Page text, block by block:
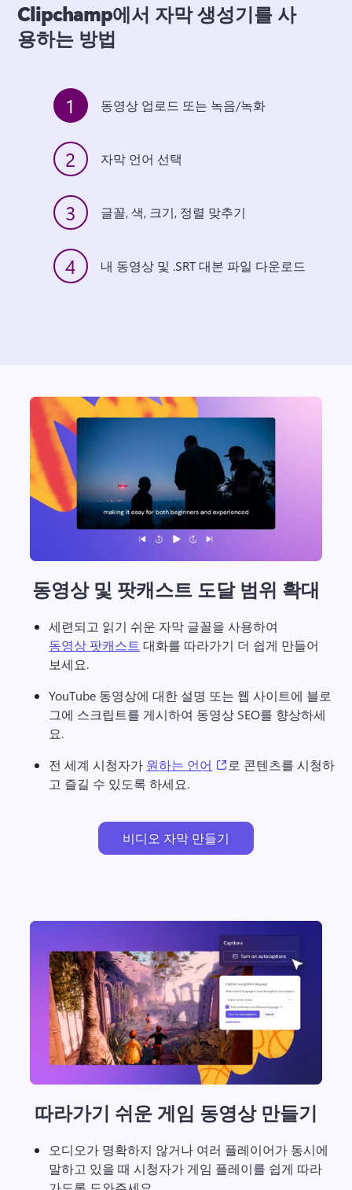
Clipchamp에서 자막 생성기를 사
용하는 방법
1 동영상 업로드 또는 녹음/녹화
2 자막 언어 선택
3 글꼴, 색, 크기, 정렬 맞추기
4 내 동영상 및 .SRT 대본 파일 다운로드
동영상 및 팟캐스트 도달 범위 확대
세련되고 읽기 쉬운 자막 글꼴을 사용하여
동영상 팟캐스트 대화를 따라가기 더 쉽게 만들어
보세요.
YouTube 동영상에 대한 설명 또는 웹 사이트에 블로
그에 스크립트를 게시하여 동영상 SEO를 향상하세
요.
전 세계 시청자가 원하는 언어 (opens in a new tab)
로 콘텐츠를 시청하
고 즐길 수 있도록 하세요.
비디오 자막 만들기
따라가기 쉬운 게임 동영상 만들기
오디오가 명확하지 않거나 여러 플레이어가 동시에
말하고 있을 때 시청자가 게임 플레이를 쉽게 따라